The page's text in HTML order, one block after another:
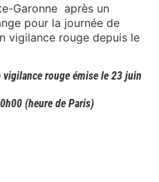
Garonne après un
pour la journée de
vigilance rouge depuis le
rouge émise le 23 juin
(heure de Paris)